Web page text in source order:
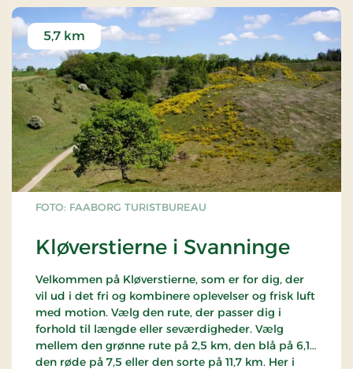
FOTO: FAABORG TURISTBUREAU
Kløverstierne i Svanninge
5,7 km
Velkommen på Kløverstierne, som er for dig, der
vil ud i det fri og kombinere oplevelser og frisk luft
med motion. Vælg den rute, der passer dig i
forhold til længde eller seværdigheder. Vælg
mellem den grønne rute på 2,5 km, den blå på 6,1
den røde på 7,5 eller den sorte på 11,7 km. Her i